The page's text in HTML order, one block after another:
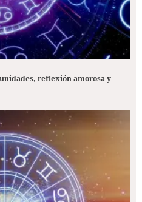
reflexión amorosa y